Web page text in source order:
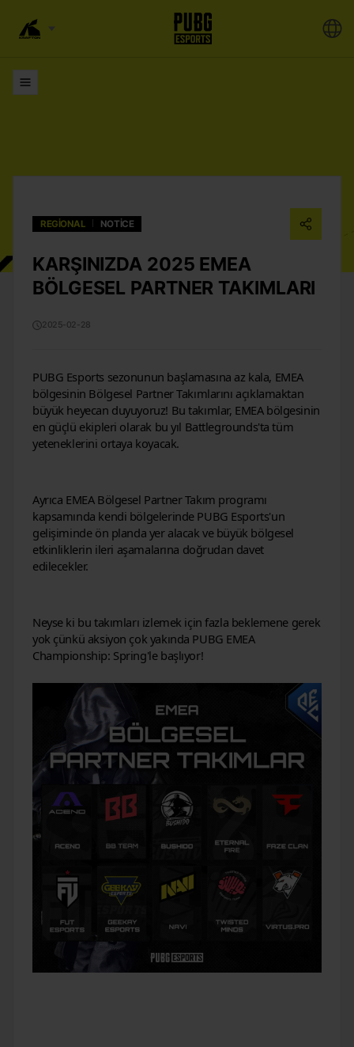
REGIONAL NOTICE
KARŞINIZDA 2025 EMEA
BÖLGESEL PARTNER TAKIMLARI
2025-02-28
PUBG Esports sezonunun başlamasına az kala, EMEA
bölgesinin Bölgesel Partner Takımlarını açıklamaktan
büyük heyecan duyuyoruz! Bu takımlar, EMEA bölgesinin
en güçlü ekipleri olarak bu yıl Battlegrounds'ta tüm
yeteneklerini ortaya koyacak.
Ayrıca EMEA Bölgesel Partner Takım programı
kapsamında kendi bölgelerinde PUBG Esports'un
gelişiminde ön planda yer alacak ve büyük bölgesel
etkinliklerin ileri aşamalarına doğrudan davet
edilecekler.
Neyse ki bu takımları izlemek için fazla beklemene gerek
yok çünkü aksiyon çok yakında PUBG EMEA
Championship: Spring'le başlıyor!